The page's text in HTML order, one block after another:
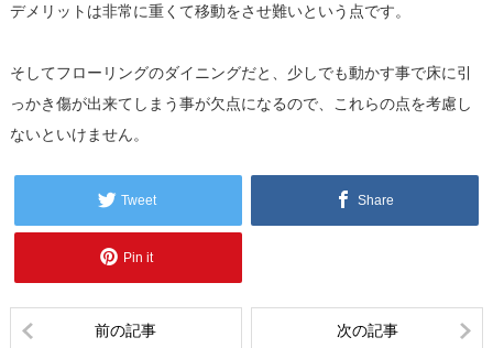
デメリットは非常に重くて移動をさせ難いという点です。
そしてフローリングのダイニングだと、少しでも動かす事で床に引
っかき傷が出来てしまう事が欠点になるので、これらの点を考慮し
ないといけません。
Tweet Share
Pin it
前の記事 次の記事